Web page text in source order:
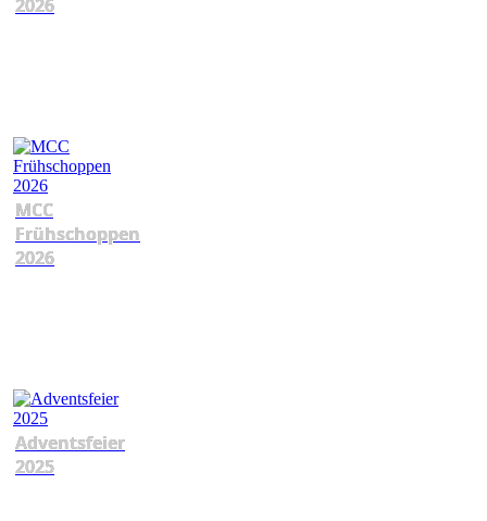
2026
MCC
Frühschoppen
2026
Adventsfeier
2025